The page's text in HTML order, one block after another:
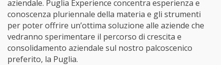
aziendale. Puglia Experience concentra esperienza e
conoscenza pluriennale della materia e gli strumenti
per poter offrire un’ottima soluzione alle aziende che
vedranno sperimentare il percorso di crescita e
consolidamento aziendale sul nostro palcoscenico
preferito, la Puglia.